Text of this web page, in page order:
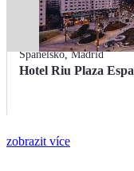
Španělsko,Madrid
Hotel Riu Plaza
zobrazit více